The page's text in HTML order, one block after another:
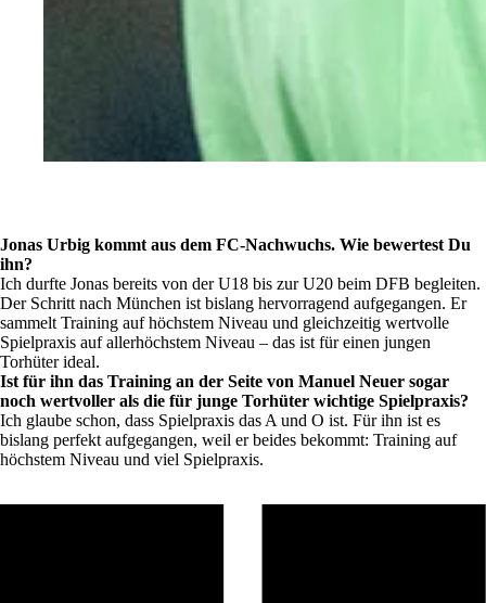
Jonas Urbig kommt aus dem FC-Nachwuchs. Wie bewertest Du
ihn?
Ich durfte Jonas bereits von der U18 bis zur U20 beim DFB begleiten.
Der Schritt nach München ist bislang hervorragend aufgegangen. Er
sammelt Training auf höchstem Niveau und gleichzeitig wertvolle
Spielpraxis auf allerhöchstem Niveau – das ist für einen jungen
Torhüter ideal.
Ist für ihn das Training an der Seite von Manuel Neuer sogar
noch wertvoller als die für junge Torhüter wichtige Spielpraxis?
Ich glaube schon, dass Spielpraxis das A und O ist. Für ihn ist es
bislang perfekt aufgegangen, weil er beides bekommt: Training auf
höchstem Niveau und viel Spielpraxis.